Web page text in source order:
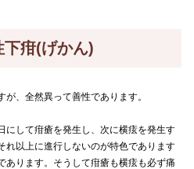
かん)
、全然異って善性であります。
して疳瘡を発生し、次に横痃を発生す
れ以上に進行しないのが特色であります
あります。そうして疳瘡も横痃も必ず痛